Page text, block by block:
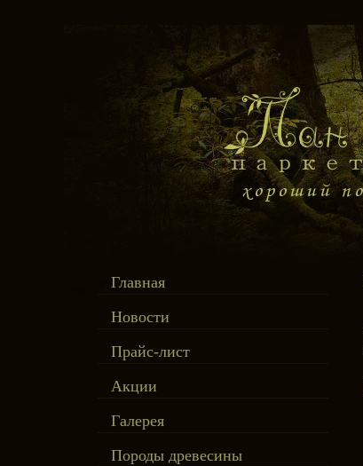
Главная
Новости
Прайс-лист
Акции
Галерея
Породы древесины